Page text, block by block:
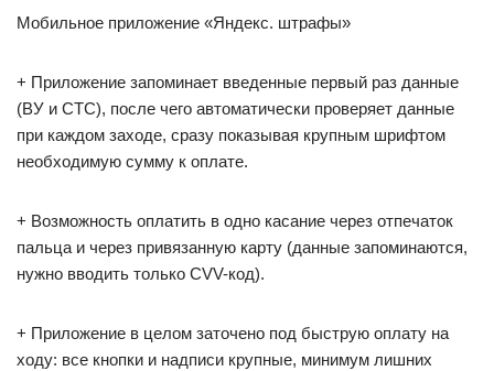
Мобильное приложение «Яндекс. штрафы»
+ Приложение запоминает введенные первый раз данные
(ВУ и СТС), после чего автоматически проверяет данные
при каждом заходе, сразу показывая крупным шрифтом
необходимую сумму к оплате.
+ Возможность оплатить в одно касание через отпечаток
пальца и через привязанную карту (данные запоминаются,
нужно вводить только CVV-код).
+ Приложение в целом заточено под быструю оплату на
ходу: все кнопки и надписи крупные, минимум лишних